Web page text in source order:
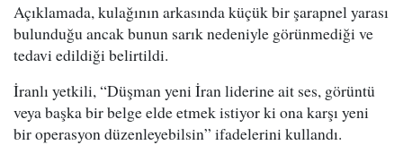
Açıklamada, kulağının arkasında küçük bir şarapnel yarası
bulunduğu ancak bunun sarık nedeniyle görünmediği ve
tedavi edildiği belirtildi.
İranlı yetkili, “Düşman yeni İran liderine ait ses, görüntü
veya başka bir belge elde etmek istiyor ki ona karşı yeni
bir operasyon düzenleyebilsin” ifadelerini kullandı.